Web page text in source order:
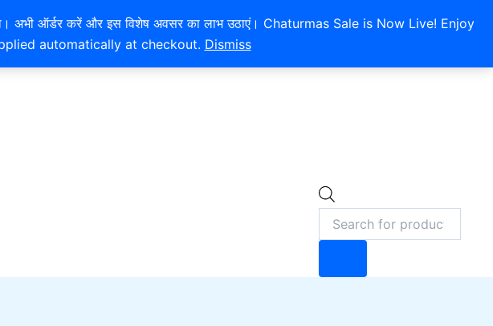
अभी ऑर्डर करें और इस विशेष अवसर का लाभ उठाएं। Chaturmas Sale is Now Live! Enjoy
automatically at checkout. Dismiss